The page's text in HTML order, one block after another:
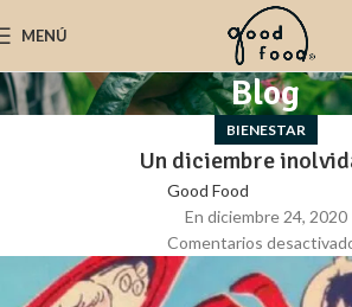
MENÚ
Blog
BIENESTAR
Un diciembre
Good Food
En diciembre 24, 2020
Comentarios